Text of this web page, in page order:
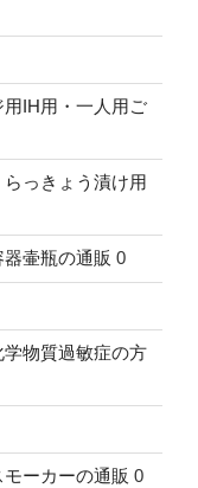
IH用・一人用ご
っきょう漬け用
壷瓶の通販 0
物質過敏症の方
ーカーの通販 0